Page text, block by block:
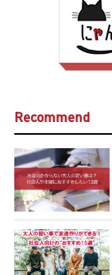
Recommend